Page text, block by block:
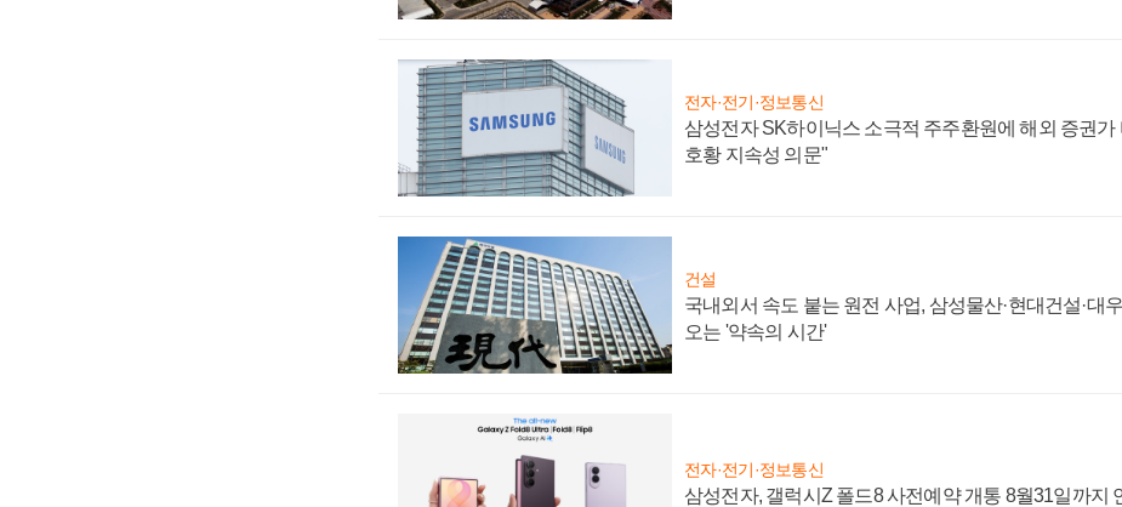
전자·전기·정보통신
삼성전자 SK하이닉스 소극적 주주환원에 해외 증권가
호황 지속성 의문"
건설
국내외서 속도 붙는 원전 사업, 삼성물산·현대건설·대
오는 '약속의 시간'
전자·전기·정보통신
삼성전자, 갤럭시Z 폴드8 사전예약 개통 8월31일까지